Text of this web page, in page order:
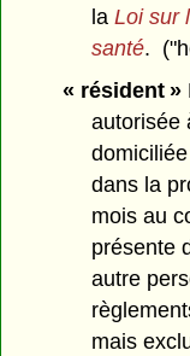
laLoi sur
santé.
« résident »
autorisée
dans la
mois au
présente
autre
mais